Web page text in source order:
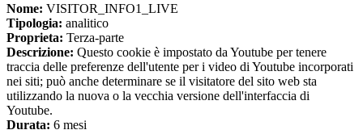
Nome: VISITOR_INFO1_LIVE
Tipologia: analitico
Proprieta: Terza-parte
Descrizione: Questo cookie è impostato da Youtube per tenere
traccia delle preferenze dell'utente per i video di Youtube incorporati
nei siti; può anche determinare se il visitatore del sito web sta
utilizzando la nuova o la vecchia versione dell'interfaccia di
Youtube.
Durata: 6 mesi